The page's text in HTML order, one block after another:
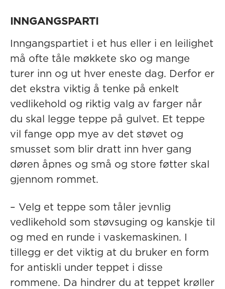
INNGANGSPARTI
Inngangspartiet i et hus eller i en leilighet
må ofte tåle møkkete sko og mange
turer inn og ut hver eneste dag. Derfor er
det ekstra viktig å tenke på enkelt
vedlikehold og riktig valg av farger når
du skal legge teppe på gulvet. Et teppe
vil fange opp mye av det støvet og
smusset som blir dratt inn hver gang
døren åpnes og små og store føtter skal
gjennom rommet.
– Velg et teppe som tåler jevnlig
vedlikehold som støvsuging og kanskje til
og med en runde i vaskemaskinen. I
tillegg er det viktig at du bruker en form
for antiskli under teppet i disse
rommene. Da hindrer du at teppet krøller